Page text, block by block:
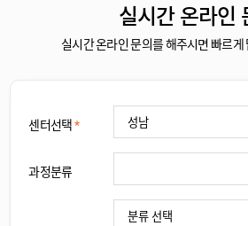
실시간 온라인
실시간 온라인 문의를 해주시면 빠르
센터선택*
과정분류